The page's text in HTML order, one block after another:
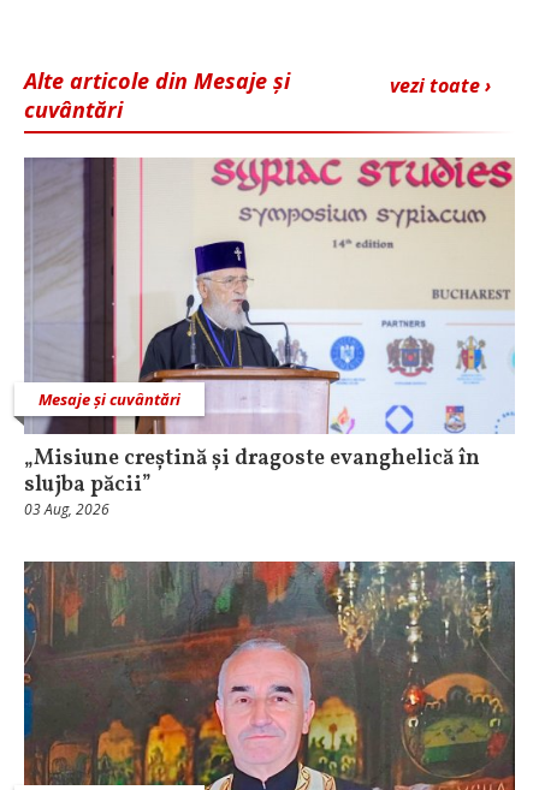
vezi toate ›
Alte articole din Mesaje și
cuvântări
Mesaje și cuvântări
„Misiune creștină și dragoste evanghelică în
slujba păcii”
03 Aug, 2026